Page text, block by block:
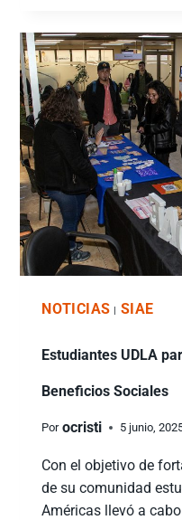
NOTICIAS | SIAE
Estudiantes UDLA
Beneficios Sociales
Por ocristi 5 junio,
Con el objetivo de
de su comunidad
Américas llevó a